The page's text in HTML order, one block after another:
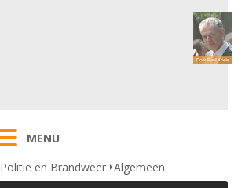
MENU
Politie en Brandweer Algemeen